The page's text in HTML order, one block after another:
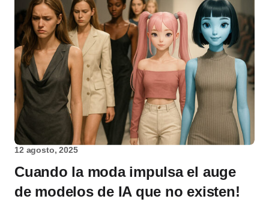
12 agosto, 2025
Cuando la moda impulsa el auge
de modelos de IA que no existen!